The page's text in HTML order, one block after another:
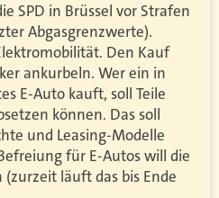
SPD in Brüssel vor Strafen
Abgasgrenzwerte).
Den Kauf
ankurbeln. Wer ein in
E-Auto kauft, soll Teile
können. Das soll
und Leasing-Modelle
für E-Autos will die
(zurzeit läuft das bis Ende